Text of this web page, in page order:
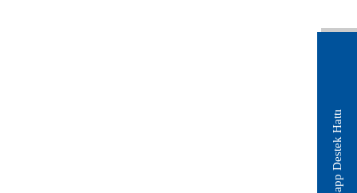
Whatsapp Destek Hattı